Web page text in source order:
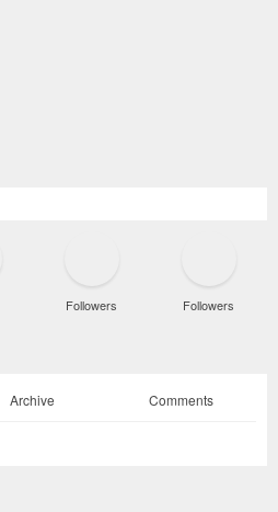
Followers Followers
Archive Comments